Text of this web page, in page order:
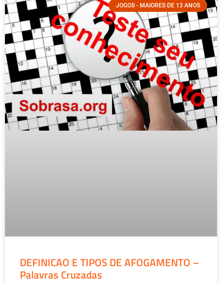
JOGOS - MAIORES DE 13 ANOS
DEFINICAO E TIPOS DE AFOGAMENTO –
Palavras Cruzadas